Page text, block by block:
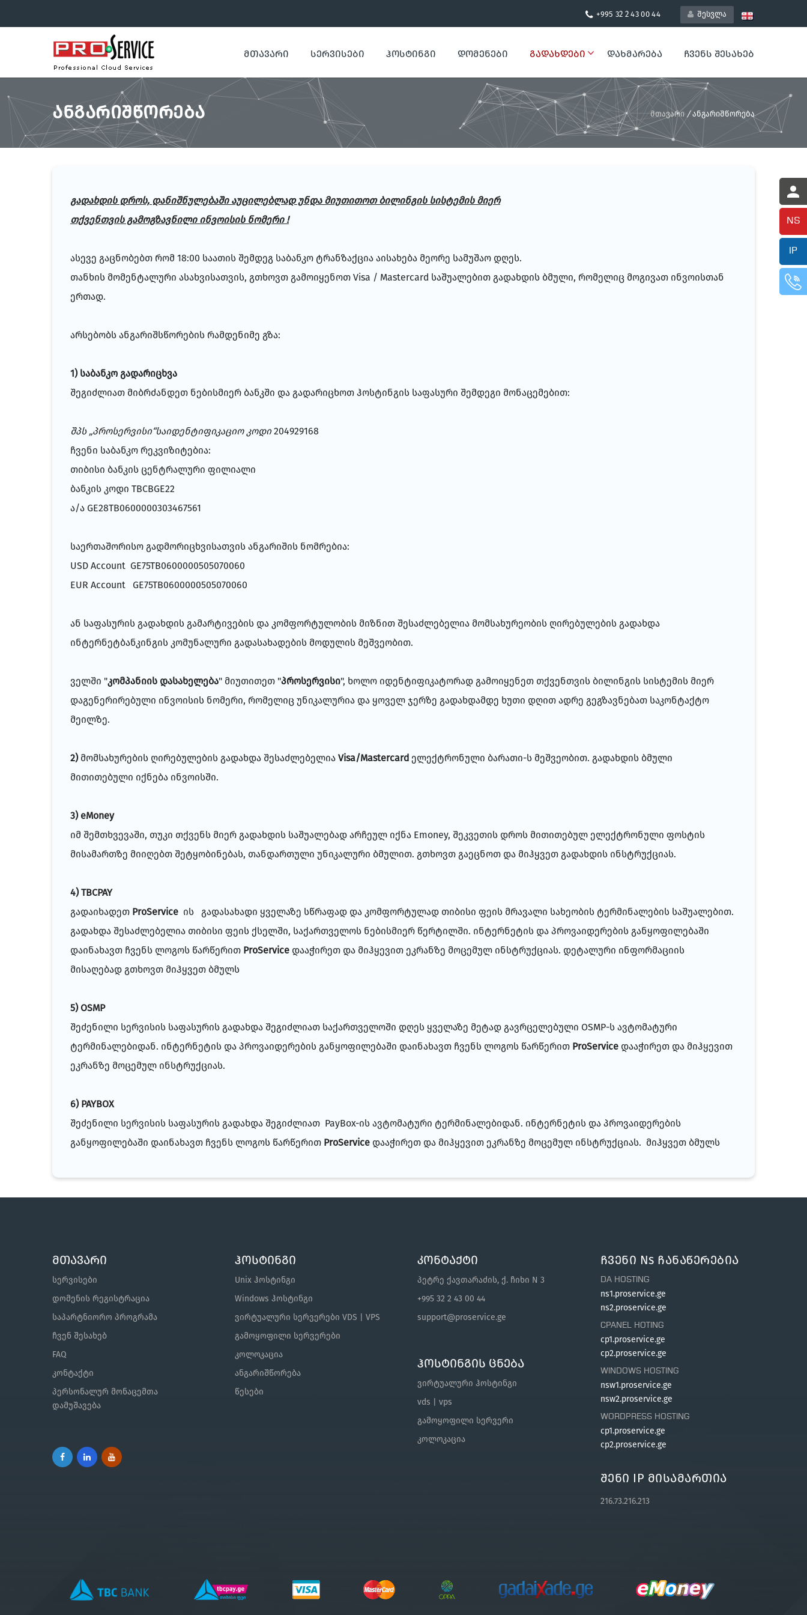
შესვლა
+995 32 2 43 00 44
ᲛᲗᲐᲕᲐᲠᲘ ᲡᲔᲠᲕᲘᲡᲔᲑᲘ ᲰᲝᲡᲢᲘᲜᲒᲘ ᲓᲝᲛᲔᲜᲔᲑᲘ ᲒᲐᲓᲐᲮᲓᲔᲑᲘ ᲓᲐᲮᲛᲐᲠᲔᲑᲐ ᲩᲕᲔᲜᲡ ᲨᲔᲡᲐᲮᲔᲑ
ᲐᲜᲒᲐᲠᲘᲨᲬᲝᲠᲔᲑᲐ მთავარი / ანგარიშწორება
გადახდის დროს, დანიშნულებაში აუცილებლად უნდა მიუთითოთ ბილინგის სისტემის მიერ
თქვენთვის გამოგზავნილი ინვოისის ნომერი !
ასევე გაცნობებთ რომ 18:00 საათის შემდეგ საბანკო ტრანზაქცია აისახება მეორე სამუშაო დღეს.
თანხის მომენტალური ასახვისათვის, გთხოვთ გამოიყენოთ Visa / Mastercard საშუალებით გადახდის ბმული, რომელიც მოგივათ ინვოისთან
ერთად.
არსებობს ანგარიშსწორების რამდენიმე გზა:
1) საბანკო გადარიცხვა
შეგიძლიათ მიბრძანდეთ ნებისმიერ ბანკში და გადარიცხოთ ჰოსტინგის საფასური შემდეგი მონაცემებით:
შპს „პროსერვისი“საიდენტიფიკაციო კოდი204929168
ჩვენი საბანკო რეკვიზიტებია:
თიბისი ბანკის ცენტრალური ფილიალი
ბანკის კოდი TBCBGE22
ა/ა GE28TB0600000303467561
საერთაშორისო გადმორიცხვისათვის ანგარიშის ნომრებია:
USD Account GE75TB0600000505070060
EUR Account GE75TB0600000505070060
ან საფასურის გადახდის გამარტივების და კომფორტულობის მიზნით შესაძლებელია მომსახურეობის ღირებულების გადახდა
ინტერნეტბანკინგის კომუნალური გადასახადების მოდულის მეშვეობით.
ველში "კომპანიის დასახელება" მიუთითეთ "პროსერვისი", ხოლო იდენტიფიკატორად გამოიყენეთ თქვენთვის ბილინგის სისტემის მიერ
დაგენერირებული ინვოისის ნომერი, რომელიც უნიკალურია და ყოველ ჯერზე გადახდამდე ხუთი დღით ადრე გეგზავნებათ საკონტაქტო
მეილზე.
2) მომსახურების ღირებულების გადახდა შესაძლებელია Visa/Mastercard ელექტრონული ბარათი-ს მეშვეობით. გადახდის ბმული
მითითებული იქნება ინვოისში.
3) eMoney
იმ შემთხვევაში, თუკი თქვენს მიერ გადახდის საშუალებად არჩეულ იქნა Emoney, შეკვეთის დროს მითითებულ ელექტრონული ფოსტის
მისამართზე მიიღებთ შეტყობინებას, თანდართული უნიკალური ბმულით. გთხოვთ გაეცნოთ და მიჰყვეთ გადახდის ინსტრუქციას.
4) TBCPAY
გადაიხადეთ ProService ის გადასახადი ყველაზე სწრაფად და კომფორტულად თიბისი ფეის მრავალი სახეობის ტერმინალების საშუალებით.
გადახდა შესაძლებელია თიბისი ფეის ქსელში, საქართველოს ნებისმიერ წერტილში. ინტერნეტის და პროვაიდერების განყოფილებაში
დაინახავთ ჩვენს ლოგოს წარწერით ProService დააჭირეთ და მიჰყევით ეკრანზე მოცემულ ინსტრუქციას. დეტალური ინფორმაციის
მისაღებად გთხოვთ მიჰყვეთ ბმულს
5) OSMP
შეძენილი სერვისის საფასურის გადახდა შეგიძლიათ საქართველოში დღეს ყველაზე მეტად გავრცელებული OSMP-ს ავტომატური
ტერმინალებიდან. ინტერნეტის და პროვაიდერების განყოფილებაში დაინახავთ ჩვენს ლოგოს წარწერით ProService დააჭირეთ და მიჰყევით
ეკრანზე მოცემულ ინსტრუქციას.
6) PAYBOX
შეძენილი სერვისის საფასურის გადახდა შეგიძლიათ PayBox-ის ავტომატური ტერმინალებიდან. ინტერნეტის და პროვაიდერების
განყოფილებაში დაინახავთ ჩვენს ლოგოს წარწერით ProService დააჭირეთ და მიჰყევით ეკრანზე მოცემულ ინსტრუქციას. მიჰყვეთ ბმულს
მთავარი
სერვისები
დომენის რეგისტრაცია
საპარტნიორო პროგრამა
ჩვენ შესახებ
FAQ
კონტაქტი
პერსონალურ მონაცემთა
დამუშავება
ჰოსტინგი
Unix ჰოსტინგი
Windows ჰოსტინგი
ვირტუალური სერვერები VDS | VPS
გამოყოფილი სერვერები
კოლოკაცია
ანგარიშწორება
წესები
კონტაქტი
პეტრე ქავთარაძის, ქ. ჩიხი N 3
+995 32 2 43 00 44
support@proservice.ge
ჰოსტინგის ცნება
ვირტუალური ჰოსტინგი
vds | vps
გამოყოფილი სერვერი
კოლოკაცია
Ჩვენი Ns Ჩანაწერებია
DA HOSTING
ns1.proservice.ge
ns2.proservice.ge
CPANEL HOTING
cp1.proservice.ge
cp2.proservice.ge
WINDOWS HOSTING
nsw1.proservice.ge
nsw2.proservice.ge
WORDPRESS HOSTING
cp1.proservice.ge
cp2.proservice.ge
Შენი IP Მისამართია
216.73.216.213
NS
IP